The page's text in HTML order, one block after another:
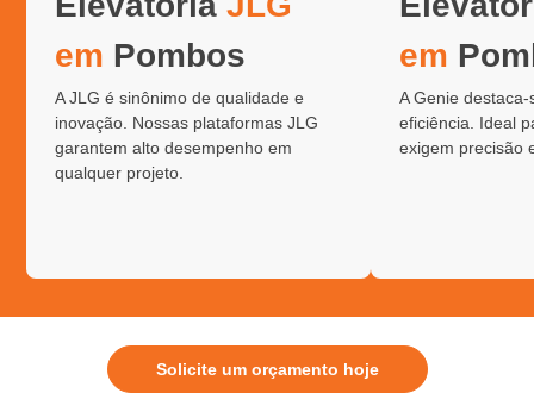
em Pombos
A JLG é sinônimo de qualidade e
inovação. Nossas plataformas JLG
garantem alto desempenho em
qualquer projeto.
em
A Genie
eficiência. Ideal
exigem precisão
Solicite um orçamento hoje